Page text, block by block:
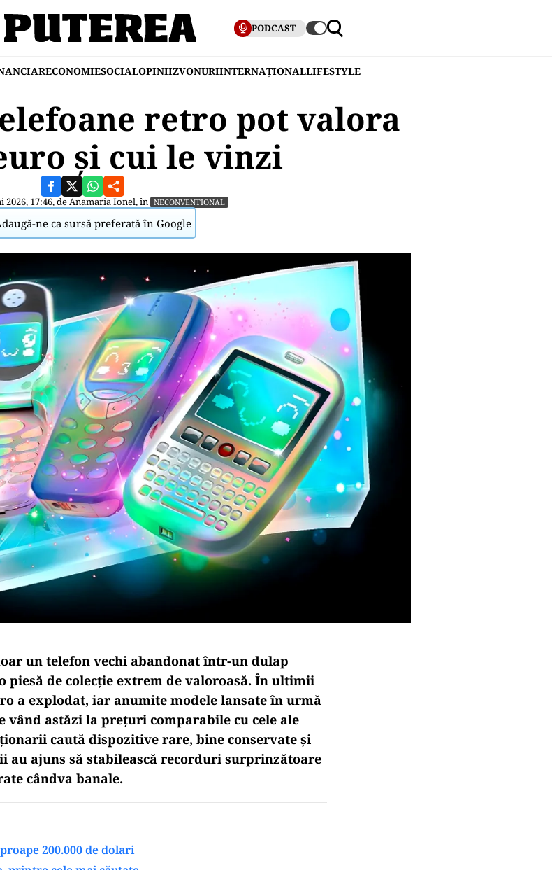
PODCAST
ECONOMIESOCIALOPINIIZVONURIINTERNAȚIONALLIFESTYLE
retro pot valora
şi cui le vinzi
2026, 17:46, deAnamaria Ionel, în NECONVENTIONAL
ne ca sursă preferată în Google
un telefon vechi abandonat într-un dulap
piesă de colecție extrem de valoroasă. În ultimii
a explodat, iar anumite modele lansate în urmă
vând astăzi la prețuri comparabile cu cele ale
caută dispozitive rare, bine conservate și
au ajuns să stabilească recorduri surprinzătoare
cândva banale.
200.000 de dolari